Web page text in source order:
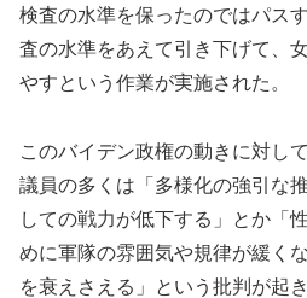
検査の水準を保ったのではパス
査の水準をあえて引き下げて、
やすという作業が実施された。
このバイデン政権の動きに対し
議員の多くは「多様化の強引な
しての戦力が低下する」とか「
めに軍隊の雰囲気や規律が緩く
を衰えさえる」という批判が起き